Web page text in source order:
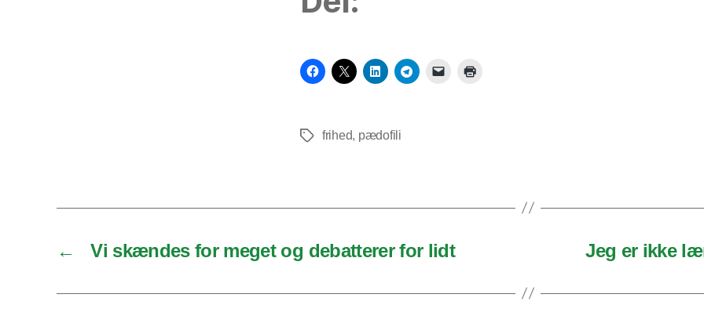
Tagsfrihed, pædofili
← Vi skændes for meget og debatterer for lidt Jeg er ikke